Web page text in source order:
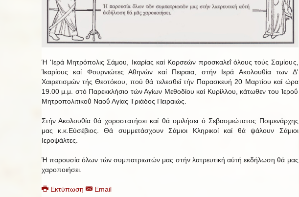
Ή 'Ιερά Μητρόπολις Σάμου, Ικαρίας καί Κορσεών προσκαλεΐ όλους τούς Σαμίους,
Ίκαρίους καί Φουρνιώτες Αθηνών καί Πειραια, στήν Ιερά Ακολουθία των Δ'
Χαιρετισμών τής Θεοτόκου, πού θά τελεσθεΐ τήν Παρασκευή 20 Μαρτίου καί ώρα
19.00 μ.μ. στό Παρεκκλήσιο τών Αγίων Μεθοδίου καί Κυρίλλου, κάτωθεν του Ίεροΰ
Μητροπολιτικοΰ Ναοΰ Αγίας Τριάδος Πειραιώς.
Στήν Ακολουθία θά χοροστατήσει καί θά ομιλήσει ό Σεβασμιώτατος Ποιμενάρχης
μας κ.κ.Εύσέβιος. Θά συμμετάσχουν Σάμιοι Κληρικοί καί θά ψάλουν Σάμιοι
Ιεροψάλτες.
Ή παρουσία όλων τών συμπατριωτών μας στήν λατρευτική αύτή εκδήλωση θά μας
χαροποιήσει.
Εκτύπωση Email